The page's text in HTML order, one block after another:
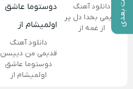
پست بعدی
دانلود آهنگ
قدیمی بخدا دل پر
از غمه از
دانلود آهنگ
قدیمی من دییسن
دوستوما عاشق
اولمیشام از